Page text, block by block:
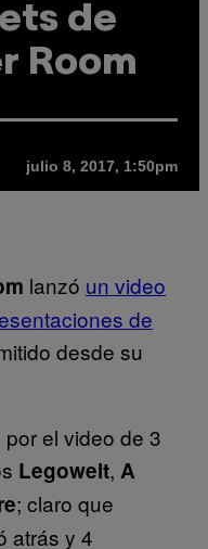
de
Room
julio 8, 2017, 1:50pm
lanzó un video
de
desde su
el video de 3
Legowelt, A
; claro que
atrás y 4